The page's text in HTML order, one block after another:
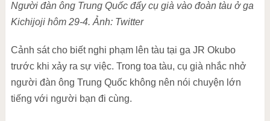
Người đàn ông Trung Quốc đẩy cụ già vào đoàn tàu ở ga
Kichijoji hôm 29-4. Ảnh: Twitter
Cảnh sát cho biết nghi phạm lên tàu tại ga JR Okubo
trước khi xảy ra sự việc. Trong toa tàu, cụ già nhắc nhở
người đàn ông Trung Quốc không nên nói chuyện lớn
tiếng với người bạn đi cùng.